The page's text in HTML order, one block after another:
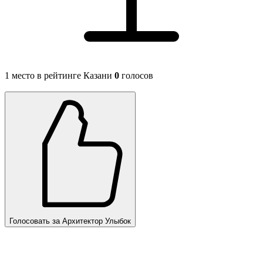
1 место в рейтинге Казани 0 голосов
Голосовать за Архитектор Улыбок